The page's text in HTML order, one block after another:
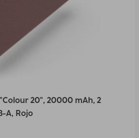
20", 20000 mAh, 2
A, Rojo